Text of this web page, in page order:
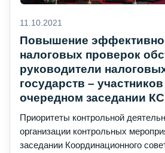
11.10.2021
Повышение
налоговых проверок
руководители
государств –
очередном заседании
Приоритеты контрольной
организации контрольных
заседании Координационного